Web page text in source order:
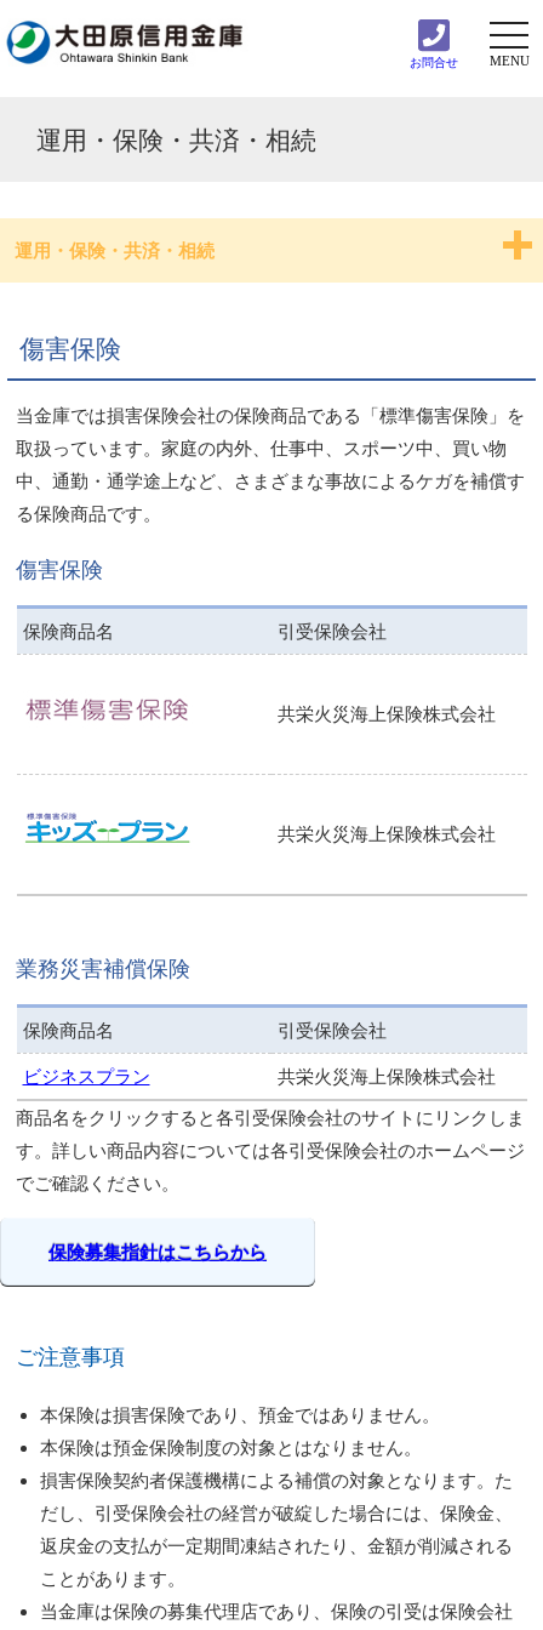
お問合せ MENU
運用・保険・共済・相続
運用・保険・共済・相続
各種規定等
終身保険
医療保険・がん保険
傷害保険
学資保険
火災保険
事業性保険
共済商品
相続のお手続き
傷害保険
当金庫では損害保険会社の保険商品である「標準傷害保険」を
取扱っています。家庭の内外、仕事中、スポーツ中、買い物
中、通勤・通学途上など、さまざまな事故によるケガを補償す
る保険商品です。
傷害保険
保険商品名 引受保険会社
共栄火災海上保険株式会社
共栄火災海上保険株式会社
業務災害補償保険
保険商品名 引受保険会社
ビジネスプラン
共栄火災海上保険株式会社
商品名をクリックすると各引受保険会社のサイトにリンクしま
す。詳しい商品内容については各引受保険会社のホームページ
でご確認ください。
保険募集指針はこちらから
ご注意事項
本保険は損害保険であり、預金ではありません。
本保険は預金保険制度の対象とはなりません。
損害保険契約者保護機構による補償の対象となります。た
だし、引受保険会社の経営が破綻した場合には、保険金、
返戻金の支払が一定期間凍結されたり、金額が削減される
ことがあります。
当金庫は保険の募集代理店であり、保険の引受は保険会社